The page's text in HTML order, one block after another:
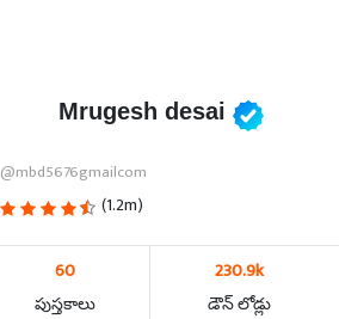
Mrugesh desai
@mbd5676gmailcom
(1.2m)
60
పుస్తకాలు
230.9k
డౌన్ లోడ్లు